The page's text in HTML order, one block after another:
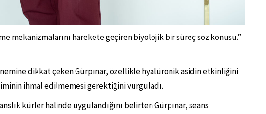
mekanizmalarını harekete geçiren biyolojik bir süreç söz konusu.”
dikkat çeken Gürpınar, özellikle hyalüronik asidin etkinliğini
ihmal edilmemesi gerektiğini vurguladı.
kürler halinde uygulandığını belirten Gürpınar, seans